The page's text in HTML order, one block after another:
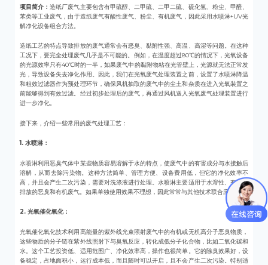
项目简介：造纸厂废气主要包含有甲硫醇、二甲硫、二甲二硫、硫化氢、粉尘、甲醛、
苯类等工业废气，由于造纸废气有酸性废气、粉尘、有机废气，因此采用水喷淋+UV光
解净化设备组合方法。
造纸工艺的特点导致排放的废气通常会有恶臭、黏附性强、高温、高湿等问题。在这种
工况下，要完全处理废气几乎是不可能的。例如，在温度超过80℃的情况下，光氧设备
的光源效率只有40℃时的一半，如果废气中的黏附物粘在光管壁上，光源就无法正常发
光，导致设备失去净化作用。因此，我们在光氧废气处理装置之前，设置了水喷淋降温
和粗效过滤器作为预处理环节，确保风机抽取的废气中的尘土和杂质在进入光氧装置之
前能够得到有效过滤。经过初步处理后的废气，再通过风机送入光氧废气处理装置进行
进一步净化。
接下来，介绍一些常用的废气处理工艺：
1. 水喷淋：
水喷淋利用恶臭气体中某些物质容易溶解于水的特点，使废气中的有害成分与水接触后
溶解，从而去除污染物。这种方法简单、管理方便、设备费用低，但它的净化效率不
高，并且会产生二次污染，需要对洗涤液进行处理。水喷淋主要适用于水溶性、有组织
排放的恶臭和有机废气。如果单独使用效果不理想，因此常常与其他技术联合应用。
2. 光氧催化氧化：
光氧催化氧化技术利用高能量的紫外线光束照射废气中的有机或无机高分子恶臭物质，
这些物质的分子链在紫外线照射下与臭氧反应，转化成低分子化合物，比如二氧化碳和
水。这个工艺投资低、适用范围广、净化效率高，操作也很简单。它的除臭效果好，设
备稳定，占地面积小，运行成本低，而且随时可以开启，且不会产生二次污染。特别适